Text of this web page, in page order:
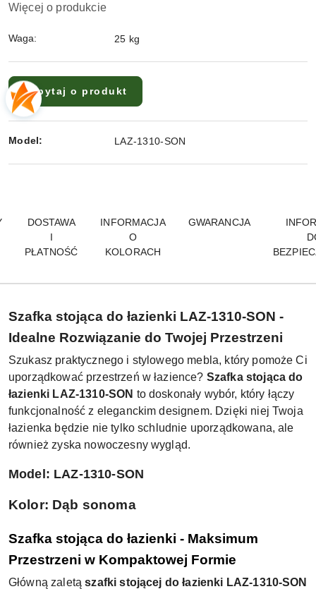
Więcej o produkcie
Waga: 25 kg
Zapytaj o produkt
Model: LAZ-1310-SON
DOSTAWA
I
PŁATNOŚĆ
INFORMACJA
O
KOLORACH
GWARANCJA
Szafka stojąca do łazienki LAZ-1310-SON -
Idealne Rozwiązanie do Twojej Przestrzeni
Szukasz praktycznego i stylowego mebla, który pomoże Ci
uporządkować przestrzeń w łazience? Szafka stojąca do
łazienki LAZ-1310-SON to doskonały wybór, który łączy
funkcjonalność z eleganckim designem. Dzięki niej Twoja
łazienka będzie nie tylko schludnie uporządkowana, ale
również zyska nowoczesny wygląd.
Model: LAZ-1310-SON
Kolor: Dąb sonoma
Szafka stojąca do łazienki - Maksimum
Przestrzeni w Kompaktowej Formie
Główną zaletąszafki stojącej do łazienki LAZ-1310-SON